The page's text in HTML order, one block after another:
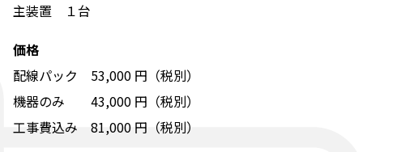
主装置 １台
価格
配線パック 53,000 円（税別）
機器のみ 43,000 円（税別）
工事費込み 81,000 円（税別）